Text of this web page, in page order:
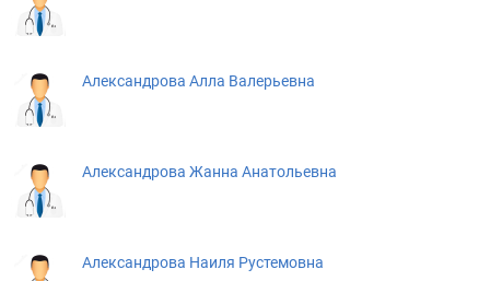
Александрова Алла Валерьевна
Александрова Жанна Анатольевна
Александрова Наиля Рустемовна